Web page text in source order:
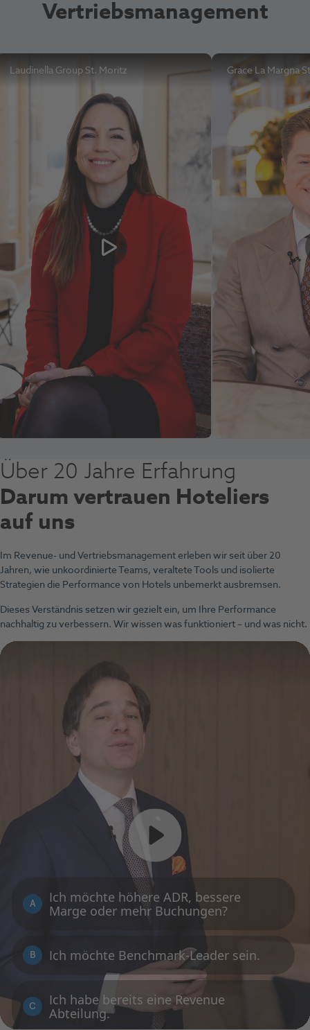
Vertriebsmanagement
Laudinella Group St. Moritz
Video abspielen
Grace La Margna
Über 20 Jahre Erfahrung
Darum vertrauen Hoteliers
auf uns
Im Revenue- und Vertriebsmanagement erleben wir seit über 20
Jahren, wie unkoordinierte Teams, veraltete Tools und isolierte
Strategien die Performance von Hotels unbemerkt ausbremsen.
Dieses Verständnis setzen wir gezielt ein, um Ihre Performance
nachhaltig zu verbessern. Wir wissen was funktioniert – und was nicht.